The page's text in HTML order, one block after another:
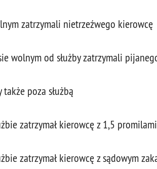
zatrzymali nietrzeźwego kierowcę
wolnym od służby zatrzymali
poza służbą
zatrzymał kierowcę z 1,5
zatrzymał kierowcę z sądowym